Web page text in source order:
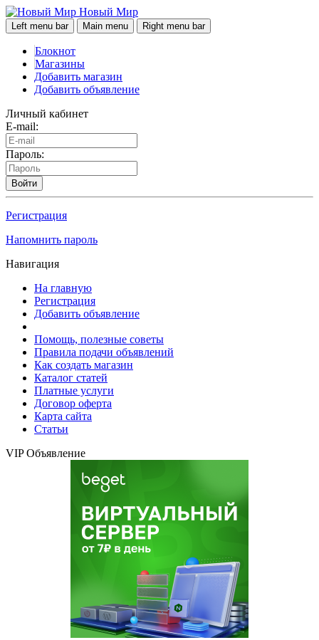
Новый Мир
Left menu bar Main menu Right menu bar
Блокнот
Магазины
Добавить магазин
Добавить объявление
Личный кабинет
E-mail:
Пароль:
Войти
Регистрация
Напомнить пароль
Навигация
На главную
Регистрация
Добавить объявление
Помощь, полезные советы
Правила подачи объявлений
Как создать магазин
Каталог статей
Платные услуги
Договор оферта
Карта сайта
Статьи
VIP Объявление